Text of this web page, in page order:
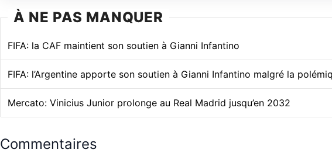
À NE PAS MANQUER
FIFA: la CAF maintient son soutien à Gianni Infantino
FIFA: l’Argentine apporte son soutien à Gianni Infantino malgré la
Mercato: Vinicius Junior prolonge au Real Madrid jusqu’en 2032
Commentaires